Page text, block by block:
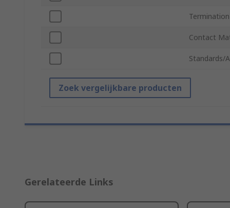
Contact
Standards/
Zoek vergelijkbare producten
Gerelateerde Links